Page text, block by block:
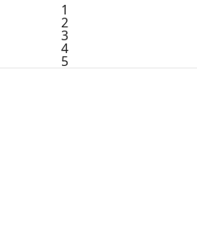
1
2
3
4
5